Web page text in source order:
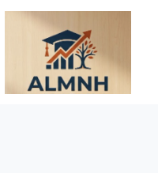
تخطي